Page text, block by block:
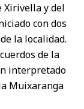
Xirivella y del
con dos
la localidad.
de la
interpretado
Muixaranga